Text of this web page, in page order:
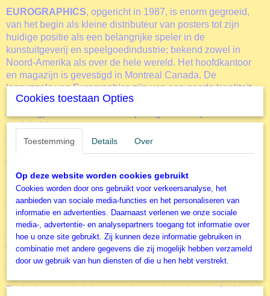
EUROGRAPHICS, opgericht in 1987, is enorm gegroeid,
van het begin als kleine distributeur van posters tot zijn
huidige positie als een belangrijke speler in de
kunstuitgeverij en speelgoedindustrie; bekend zowel in
Noord-Amerika als over de hele wereld. Het hoofdkantoor
en magazijn is gevestigd in Montreal Canada. De
legpuzzels van Eurographics zijn van een goede kwaliteit.
Hierdoor is het maken van deze
Park
bezigheid.
Veel plezier bij het leggen van deze mooie legpuzzel
Mountain National Park
Accessoires
Door het gebruik van de diverse accessoires kun je het puzzelen nog
leuker maken. Of je nu alleen of samen aan een puzzel werkt. Of je
puzzels vaker wil maken of juist aan de muur wil hangen.
NIEUW dePuzzel-ezel . Dit geweldige hulpmiddel voor het zeer
comfortabel in elkaar leggen van een legpuzzel. Door een rechtere
zithoudng wordt het puzelen ook voor degene die wat sneller last krijgen
van nek, schouders of rug een stuk prettiger.
Een basis accessoire is het puzzel-sorteerbakje (er zitten 6 bakjes in
Cookies toestaan Opties
Toestemming Details Over
Op deze website worden cookies gebruikt
Cookies worden door ons gebruikt voor verkeersanalyse, het
aanbieden van sociale media-functies en het personaliseren van
informatie en advertenties. Daarnaast verlenen we onze sociale
media-, advertentie- en analysepartners toegang tot informatie over
hoe u onze site gebruikt. Zij kunnen deze informatie gebruiken in
combinatie met andere gegevens die zij mogelijk hebben verzameld
door uw gebruik van hun diensten of die u hen hebt verstrekt.